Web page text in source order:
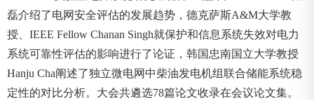
磊介绍了电网安全评估的发展趋势，德克萨斯A&M大学教
授、IEEE Fellow Chanan Singh就保护和信息系统失效对电力
系统可靠性评估的影响进行了论证，韩国忠南国立大学教授
Hanju Cha阐述了独立微电网中柴油发电机组联合储能系统稳
定性的对比分析。大会共遴选78篇论文收录在会议论文集。